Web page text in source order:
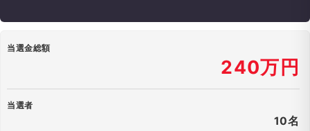
当選金総額
240万円
当選者
10名